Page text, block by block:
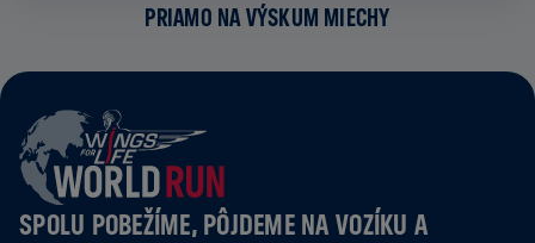
PRIAMO NA VÝSKUM MIECHY
SPOLU POBEŽÍME, PÔJDEME NA VOZÍKU A